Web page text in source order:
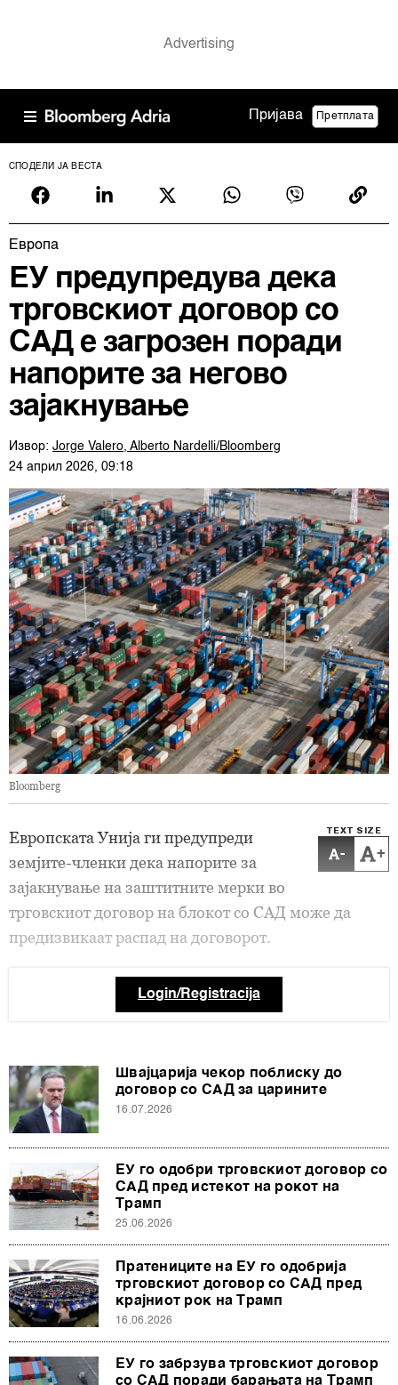
Пријава Претплата
СПОДЕЛИ ЈА ВЕСТА
Европа
ЕУ предупредува дека
трговскиот договор со
САД е загрозен поради
напорите за негово
зајакнување
Извор: Jorge Valero, Alberto Nardelli/Bloomberg
24 април 2026, 09:18
Bloomberg
TEXT SIZE
- +
Европската Унија ги предупреди
земјите-членки дека напорите за
зајакнување на заштитните мерки во
трговскиот договор на блокот со САД може да
предизвикаат распад на договорот.
Login/Registracija
Швајцарија чекор поблиску до
договор со САД за царините
16.07.2026
ЕУ го одобри трговскиот договор со
САД пред истекот на рокот на
Трамп
25.06.2026
Пратениците на ЕУ го одобрија
трговскиот договор со САД пред
крајниот рок на Трамп
16.06.2026
ЕУ го забрзува трговскиот договор
со САД поради барањата на Трамп